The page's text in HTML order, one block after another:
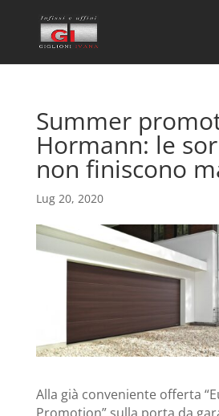
Summer
Hormann: le
non finiscono
Lug 20, 2020
Alla già conveniente offerta